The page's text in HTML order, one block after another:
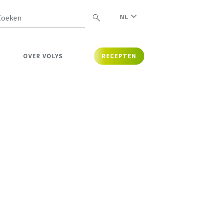
NL
OVER VOLYS RECEPTEN